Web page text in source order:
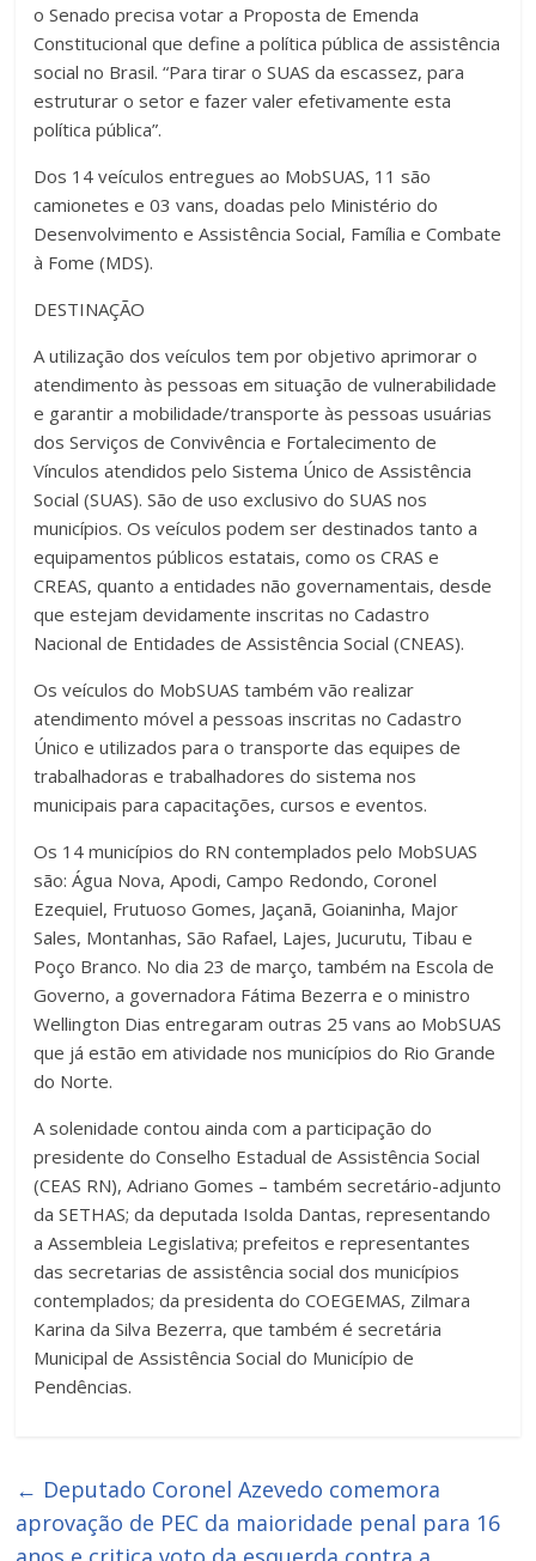
o Senado precisa votar a Proposta de Emenda
Constitucional que define a política pública de assistência
social no Brasil. “Para tirar o SUAS da escassez, para
estruturar o setor e fazer valer efetivamente esta
política pública”.
Dos 14 veículos entregues ao MobSUAS, 11 são
camionetes e 03 vans, doadas pelo Ministério do
Desenvolvimento e Assistência Social, Família e Combate
à Fome (MDS).
DESTINAÇÃO
A utilização dos veículos tem por objetivo aprimorar o
atendimento às pessoas em situação de vulnerabilidade
e garantir a mobilidade/transporte às pessoas usuárias
dos Serviços de Convivência e Fortalecimento de
Vínculos atendidos pelo Sistema Único de Assistência
Social (SUAS). São de uso exclusivo do SUAS nos
municípios. Os veículos podem ser destinados tanto a
equipamentos públicos estatais, como os CRAS e
CREAS, quanto a entidades não governamentais, desde
que estejam devidamente inscritas no Cadastro
Nacional de Entidades de Assistência Social (CNEAS).
Os veículos do MobSUAS também vão realizar
atendimento móvel a pessoas inscritas no Cadastro
Único e utilizados para o transporte das equipes de
trabalhadoras e trabalhadores do sistema nos
municipais para capacitações, cursos e eventos.
Os 14 municípios do RN contemplados pelo MobSUAS
são: Água Nova, Apodi, Campo Redondo, Coronel
Ezequiel, Frutuoso Gomes, Jaçanã, Goianinha, Major
Sales, Montanhas, São Rafael, Lajes, Jucurutu, Tibau e
Poço Branco. No dia 23 de março, também na Escola de
Governo, a governadora Fátima Bezerra e o ministro
Wellington Dias entregaram outras 25 vans ao MobSUAS
que já estão em atividade nos municípios do Rio Grande
do Norte.
A solenidade contou ainda com a participação do
presidente do Conselho Estadual de Assistência Social
(CEAS RN), Adriano Gomes – também secretário-adjunto
da SETHAS; da deputada Isolda Dantas, representando
a Assembleia Legislativa; prefeitos e representantes
das secretarias de assistência social dos municípios
contemplados; da presidenta do COEGEMAS, Zilmara
Karina da Silva Bezerra, que também é secretária
Municipal de Assistência Social do Município de
Pendências.
← Deputado Coronel Azevedo comemora
aprovação de PEC da maioridade penal para 16